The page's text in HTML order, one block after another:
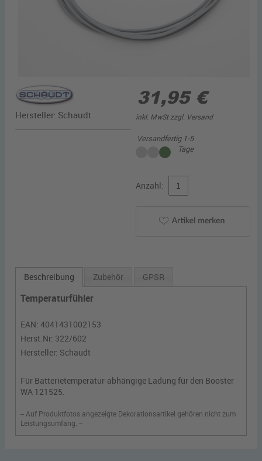
Hersteller: Schaudt
31,95 €
inkl. MwSt zzgl. Versand
Versandfertig 1-5
Tage
Anzahl:
Beschreibung Zubehör GPSR
Temperaturfühler
EAN: 4041431002153
Herst.Nr: 322/602
Hersteller: Schaudt
Für Batterietemperatur-abhängige Ladung für den Booster
WA 121525.
-- Auf Produktfotos angezeigte Dekorationsartikel gehören nicht zum
Leistungsumfang. --